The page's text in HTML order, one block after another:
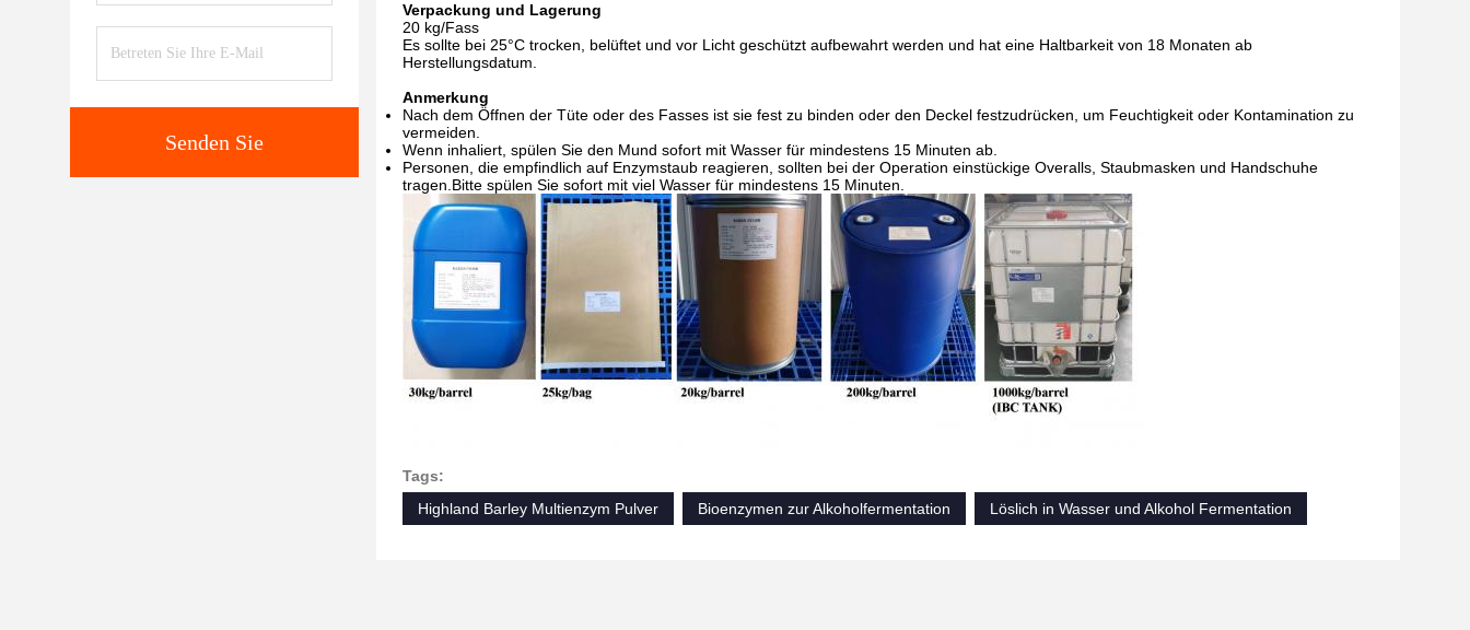
Senden Sie
Verpackung und Lagerung
20 kg/Fass
Es sollte bei 25°C trocken, belüftet und vor Licht geschützt aufbewahrt werden und hat eine Haltbarkeit von 18 Monaten ab
Herstellungsdatum.
Anmerkung
Nach dem Öffnen der Tüte oder des Fasses ist sie fest zu binden oder den Deckel festzudrücken, um Feuchtigkeit oder Kontamination zu
vermeiden.
Wenn inhaliert, spülen Sie den Mund sofort mit Wasser für mindestens 15 Minuten ab.
Personen, die empfindlich auf Enzymstaub reagieren, sollten bei der Operation einstückige Overalls, Staubmasken und Handschuhe
tragen.Bitte spülen Sie sofort mit viel Wasser für mindestens 15 Minuten.
Tags:
Highland Barley Multienzym Pulver
Bioenzymen zur Alkoholfermentation Löslich in Wasser und Alkohol Fermentation